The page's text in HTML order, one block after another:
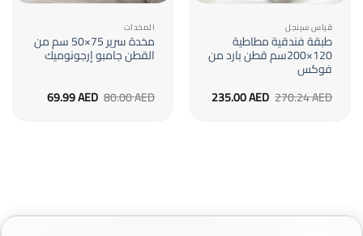
قياس سينجل
طبقة فندقية مطاطية
120×200سم قطن بارد من
فوكس
270.24AED السعر
الأصلي235.00AED السعر
الحالي
المخدات
مخدة سرير 75×50 سم من
القطن جامبو إرجونوميك
80.00AED السعر
الأصلي69.99AED السعر
الحالي